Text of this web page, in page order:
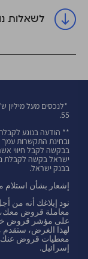
לשאלות
55.
** הודעה בנוגע
ובחינת התקשרות
בבקשה לקבל חיווי
ישראל בקשה לקבלת
בבנק ישראל.
إشعار بشأن
نود إبلاغك أنه من
معاملة قروض معك،
على مؤشر قروض
لهذا الغرض،
معطيات قروض
إسرائيل.